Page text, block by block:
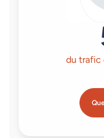
du trafic